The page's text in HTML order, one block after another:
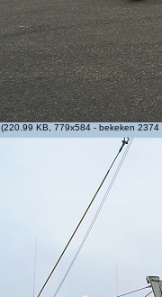
(220.99 KB, 779x584 - bekeken 2374